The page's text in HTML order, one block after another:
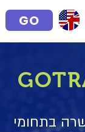
GO
בתחומי